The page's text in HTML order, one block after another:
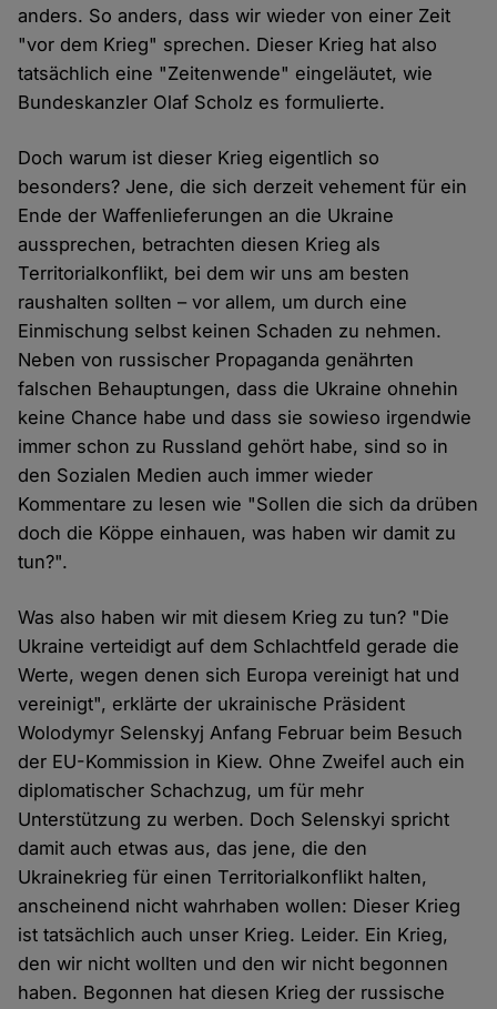
anders. So anders, dass wir wieder von einer Zeit
"vor dem Krieg" sprechen. Dieser Krieg hat also
tatsächlich eine "Zeitenwende" eingeläutet, wie
Bundeskanzler Olaf Scholz es formulierte.
Doch warum ist dieser Krieg eigentlich so
besonders? Jene, die sich derzeit vehement für ein
Ende der Waffenlieferungen an die Ukraine
aussprechen, betrachten diesen Krieg als
Territorialkonflikt, bei dem wir uns am besten
raushalten sollten – vor allem, um durch eine
Einmischung selbst keinen Schaden zu nehmen.
Neben von russischer Propaganda genährten
falschen Behauptungen, dass die Ukraine ohnehin
keine Chance habe und dass sie sowieso irgendwie
immer schon zu Russland gehört habe, sind so in
den Sozialen Medien auch immer wieder
Kommentare zu lesen wie "Sollen die sich da drüben
doch die Köppe einhauen, was haben wir damit zu
tun?".
Was also haben wir mit diesem Krieg zu tun? "Die
Ukraine verteidigt auf dem Schlachtfeld gerade die
Werte, wegen denen sich Europa vereinigt hat und
vereinigt", erklärte der ukrainische Präsident
Wolodymyr Selenskyj Anfang Februar beim Besuch
der EU-Kommission in Kiew. Ohne Zweifel auch ein
diplomatischer Schachzug, um für mehr
Unterstützung zu werben. Doch Selenskyi spricht
damit auch etwas aus, das jene, die den
Ukrainekrieg für einen Territorialkonflikt halten,
anscheinend nicht wahrhaben wollen: Dieser Krieg
ist tatsächlich auch unser Krieg. Leider. Ein Krieg,
den wir nicht wollten und den wir nicht begonnen
haben. Begonnen hat diesen Krieg der russische